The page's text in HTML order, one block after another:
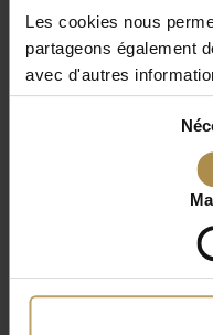
Les cookies nous
partageons également
avec d'autres